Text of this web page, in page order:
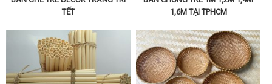
TẾT
1,6M TẠI TPHCM